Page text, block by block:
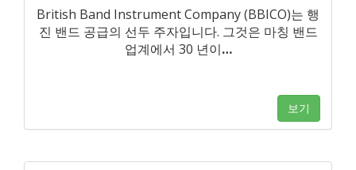
British Band Instrument Company (BBICO)는 행
진 밴드 공급의 선두 주자입니다. 그것은 마칭 밴드
업계에서 30 년이…
보기